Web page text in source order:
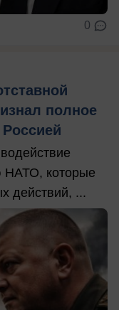
0
полное
НАТО, которые
действий, ...